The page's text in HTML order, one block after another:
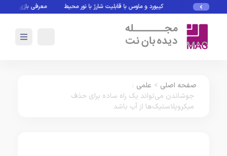
کیبورد و ماوس با قابلیت شارژ با نور محیط معرفی بازی های بدون
صفحه اصلی > علمی :
جوشاندن می‌تواند یک راه ساده برای حذف
میکروپلاستیک‌ها از آب باشد